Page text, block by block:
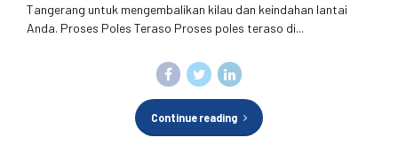
Tangerang untuk mengembalikan kilau dan keindahan lantai
Anda. Proses Poles Teraso Proses poles teraso di...
Continue reading